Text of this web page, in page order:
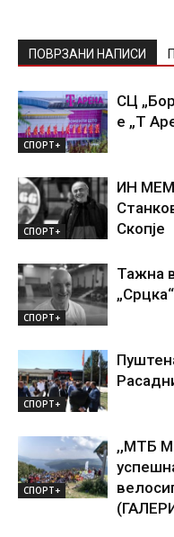
ПОВРЗАНИ НАПИСИ
СПОРТ+
СЦ
е „Т
СПОРТ+
ИН
Скопје
СПОРТ+
Тажна
„Срцка“
СПОРТ+
СПОРТ+
,,МТБ